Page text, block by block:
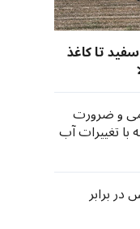
تا کاغذ
و ضرورت
با تغییرات آب
برابر